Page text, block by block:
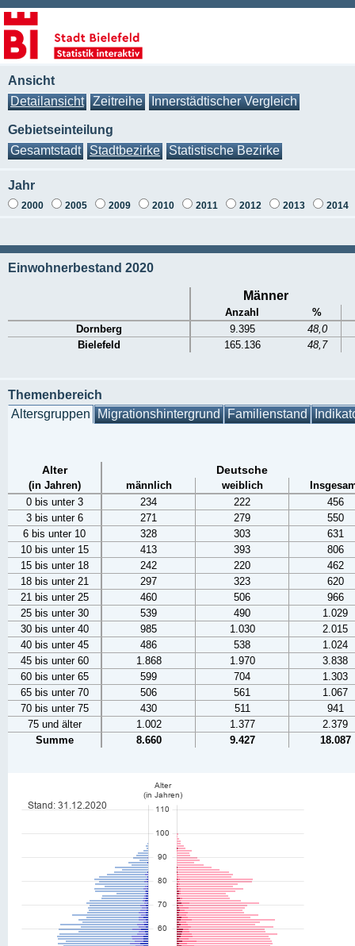
Ansicht
Detailansicht
Zeitreihe Innerstädtischer Vergleich
Gebietseinteilung
Gesamtstadt
Stadtbezirke Statistische Bezirke
Jahr
2000 2005 2009 2010 2011 2012 2013 2014
Einwohnerbestand 2020
Männer
Anzahl
%
Dornberg
9.395
48,0
Bielefeld
165.136 48,7
Themenbereich
Altersgruppen Migrationshintergrund Familienstand
Alter Deutsche
(in Jahren) männlich weiblich
0 bis unter 3
234 222
456
3 bis unter 6
271 279
550
6 bis unter 10
328 303
631
10 bis unter 15
413 393
806
15 bis unter 18
242 220
462
18 bis unter 21
297 323
620
21 bis unter 25
460 506
966
25 bis unter 30
539 490
1.029
30 bis unter 40
985 1.030
2.015
40 bis unter 45
486 538
1.024
45 bis unter 60
1.868 1.970
3.838
60 bis unter 65
599 704
1.303
65 bis unter 70
506 561
1.067
70 bis unter 75
430 511
941
75 und älter
1.002 1.377
2.379
Summe
8.660 9.427 18.087